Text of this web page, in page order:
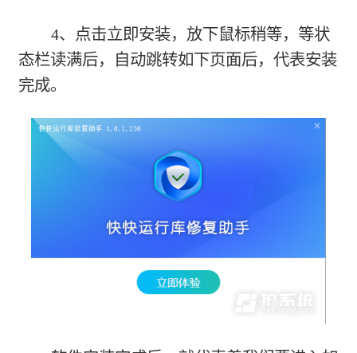
4、点击立即安装，放下鼠标稍等，等状
态栏读满后，自动跳转如下页面后，代表安装
完成。